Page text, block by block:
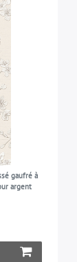
gaufré à
argent